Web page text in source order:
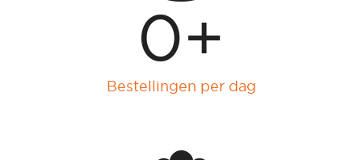
0+
Bestellingen per dag